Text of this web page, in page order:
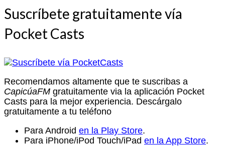
Suscríbete gratuitamente vía
Pocket Casts
Recomendamos altamente que te suscribas a
CapicúaFM gratuitamente via la aplicación Pocket
Casts para la mejor experiencia. Descárgalo
gratuitamente a tu teléfono
Para Android en la Play Store.
Para iPhone/iPod Touch/iPad en la App Store.